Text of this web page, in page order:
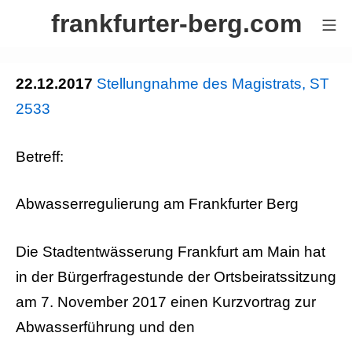
frankfurter-berg.com
22.12.2017 Stellungnahme des Magistrats, ST
2533
Betreff:
Abwasserregulierung am Frankfurter Berg
Die Stadtentwässerung Frankfurt am Main hat
in der Bürgerfragestunde der Ortsbeiratssitzung
am 7. November 2017 einen Kurzvortrag zur
Abwasserführung und den